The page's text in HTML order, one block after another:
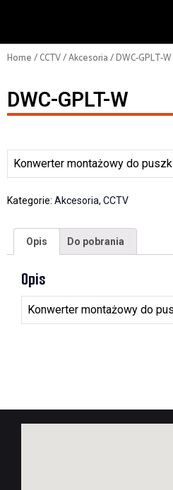
Home/CCTV/Akcesoria/ DWC-GPLT-W
DWC-GPLT-W
Konwerter montażowy do
Kategorie: Akcesoria, CCTV
Opis Do pobrania
Opis
Konwerter montażowy do